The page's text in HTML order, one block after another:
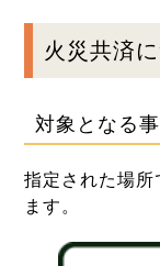
火災共済
対象となる
指定された場所
ます。